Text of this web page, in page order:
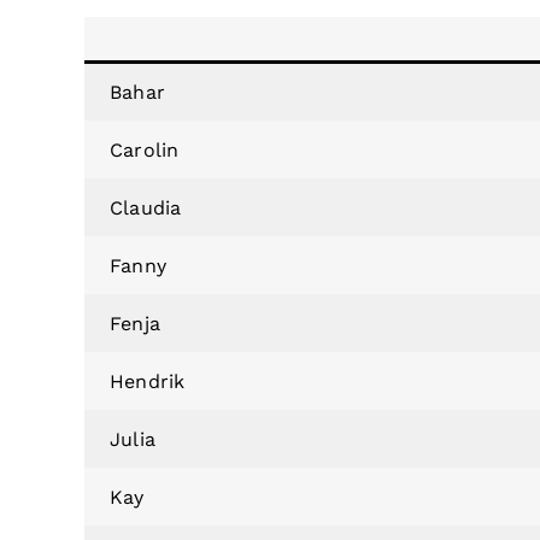
Bahar
Carolin
Claudia
Fanny
Fenja
Hendrik
Julia
Kay